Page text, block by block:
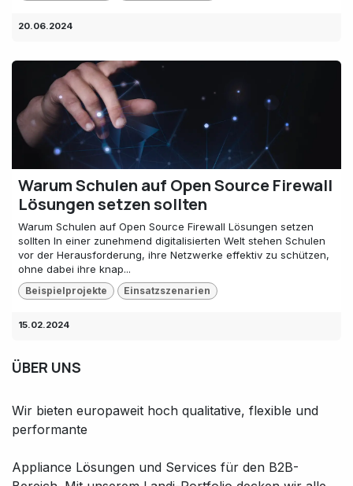
20.06.2024
Warum Schulen auf Open Source Firewall
Lösungen setzen sollten
Warum Schulen auf Open Source Firewall Lösungen setzen
sollten In einer zunehmend digitalisierten Welt stehen Schulen
vor der Herausforderung, ihre Netzwerke effektiv zu schützen,
ohne dabei ihre knap...
Beispielprojekte Einsatzszenarien
15.02.2024
ÜBER UNS
Wir bieten europaweit hoch qualitative, flexible und
performante
Appliance Lösungen und Services für den B2B-